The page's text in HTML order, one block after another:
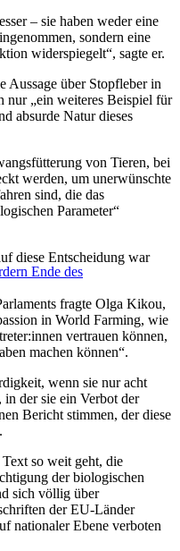
– sie haben weder eine
sondern eine
widerspiegelt“, sagte er.
Aussage über Stopfleber in
nur „ein weiteres Beispiel für
absurde Natur dieses
von Tieren, bei
werden, um unerwünschte
sind, die das
Parameter“
Ende des
diese Entscheidung war
fragte Olga Kikou,
in World Farming, wie
vertrauen können,
machen können“.
wenn sie nur acht
der sie ein Verbot der
Bericht stimmen, der diese
so weit geht, die
der biologischen
sich völlig über
der EU-Länder
nationaler Ebene verboten